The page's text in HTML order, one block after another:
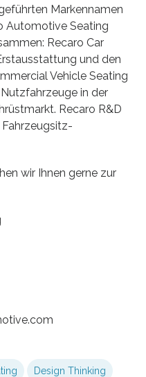
Markennamen
Automotive Seating
Recaro Car
und den
Vehicle Seating
in der
Recaro R&D
wir Ihnen gerne zur
Design Thinking